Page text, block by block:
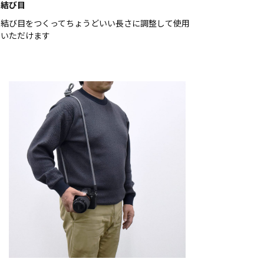
結び目
結び目をつくってちょうどいい長さに調整して使用
いただけます